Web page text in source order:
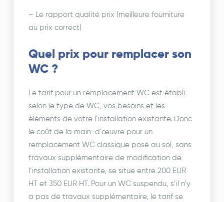
– Le rapport qualité prix (meilleure fourniture
au prix correct)
Quel prix pour remplacer son
WC ?
Le tarif pour un remplacement WC est établi
selon le type de WC, vos besoins et les
éléments de votre l’installation existante. Donc
le coût de la main-d’œuvre pour un
remplacement WC classique posé au sol, sans
travaux supplémentaire de modification de
l’installation existante, se situe entre 200 EUR
HT et 350 EUR HT. Pour un WC suspendu, s’il n’y
a pas de travaux supplémentaire, le tarif se